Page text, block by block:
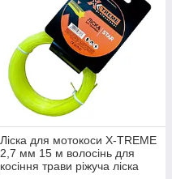
Ліска для мотокоси X-TREME
2,7 мм 15 м волосінь для
косіння трави ріжуча ліска